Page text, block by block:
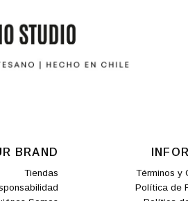
BRAND
Tiendas
Términos y
Política de